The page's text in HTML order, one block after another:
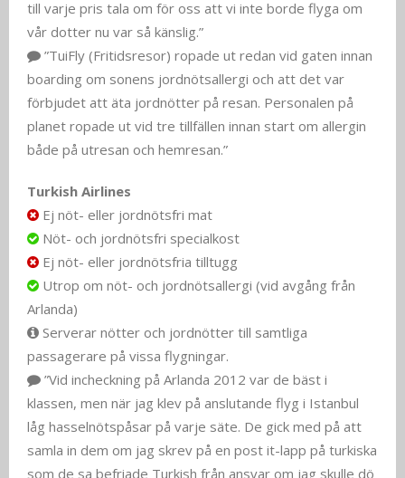
till varje pris tala om för oss att vi inte borde flyga om
vår dotter nu var så känslig.”
”TuiFly (Fritidsresor) ropade ut redan vid gaten innan
boarding om sonens jordnötsallergi och att det var
förbjudet att äta jordnötter på resan. Personalen på
planet ropade ut vid tre tillfällen innan start om allergin
både på utresan och hemresan.”
Turkish Airlines
Ej nöt- eller jordnötsfri mat
Nöt- och jordnötsfri specialkost
Ej nöt- eller jordnötsfria tilltugg
Utrop om nöt- och jordnötsallergi (vid avgång från
Arlanda)
Serverar nötter och jordnötter till samtliga
passagerare på vissa flygningar.
”Vid incheckning på Arlanda 2012 var de bäst i
klassen, men när jag klev på anslutande flyg i Istanbul
låg hasselnötspåsar på varje säte. De gick med på att
samla in dem om jag skrev på en post it-lapp på turkiska
som de sa befriade Turkish från ansvar om jag skulle dö